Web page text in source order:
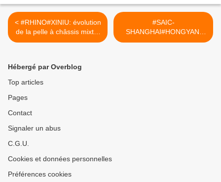
< #RHINO#XINIU: évolution
de la pelle à châssis mixte.
#CIRTtech-YouTube.posts
#SAIC-
SHANGHAI#HONGYAN:
camion minier en électrique
Hébergé par Overblog
Top articles
Pages
Contact
Signaler un abus
C.G.U.
Cookies et données personnelles
Préférences cookies